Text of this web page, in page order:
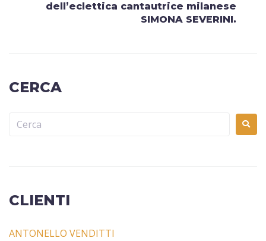
dell’eclettica cantautrice milanese
SIMONA SEVERINI.
CERCA
CLIENTI
ANTONELLO VENDITTI